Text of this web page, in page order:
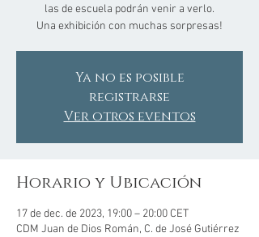
las de escuela podrán venir a verlo.
Una exhibición con muchas sorpresas!
Ya no es posible
registrarse
Ver otros eventos
Horario y Ubicación
17 de dec. de 2023, 19:00 – 20:00 CET
CDM Juan de Dios Román, C. de José Gutiérrez